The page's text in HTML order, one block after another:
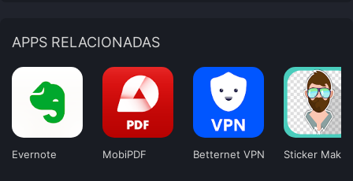
APPS RELACIONADAS
Evernote MobiPDF Betternet VPN Sticker Maker